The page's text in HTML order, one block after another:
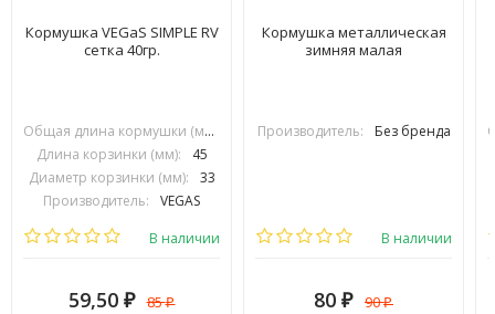
Кормушка VEGaS SIMPLE RV
сетка 40гр.
Общая длина кормушки (мм):
Длина корзинки (мм):
45
Диаметр корзинки (мм):
33
Производитель:
VEGAS
В наличии
59,50 ₽ 85₽
Кормушка металлическая
зимняя малая
Производитель: Без бренда
В наличии
80 ₽ 90₽